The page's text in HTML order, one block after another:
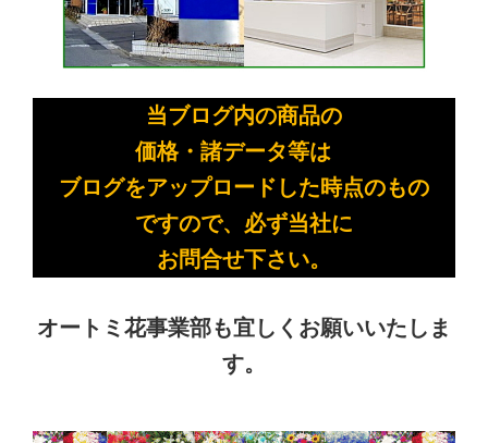
当ブログ内の商品の
価格・諸データ等は
ブログをアップロードした時点のもの
ですので、必ず当社に
お問合せ下さい。
オートミ花事業部も宜しくお願いいたしま
す。